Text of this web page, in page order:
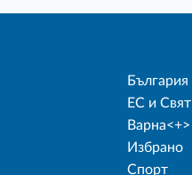
България
ЕС и Свят
Варна<+>
Избрано
Спорт